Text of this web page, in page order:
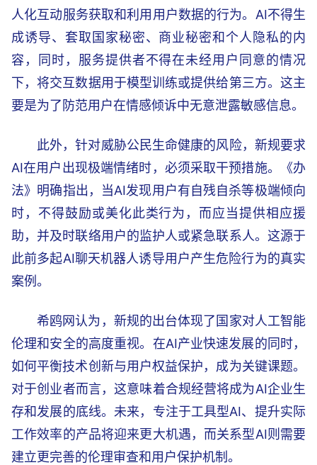
人化互动服务获取和利用用户数据的行为。AI不得生
成诱导、套取国家秘密、商业秘密和个人隐私的内
容，同时，服务提供者不得在未经用户同意的情况
下，将交互数据用于模型训练或提供给第三方。这主
要是为了防范用户在情感倾诉中无意泄露敏感信息。
此外，针对威胁公民生命健康的风险，新规要求
AI在用户出现极端情绪时，必须采取干预措施。《办
法》明确指出，当AI发现用户有自残自杀等极端倾向
时，不得鼓励或美化此类行为，而应当提供相应援
助，并及时联络用户的监护人或紧急联系人。这源于
此前多起AI聊天机器人诱导用户产生危险行为的真实
案例。
希鸥网认为，新规的出台体现了国家对人工智能
伦理和安全的高度重视。在AI产业快速发展的同时，
如何平衡技术创新与用户权益保护，成为关键课题。
对于创业者而言，这意味着合规经营将成为AI企业生
存和发展的底线。未来，专注于工具型AI、提升实际
工作效率的产品将迎来更大机遇，而关系型AI则需要
建立更完善的伦理审查和用户保护机制。